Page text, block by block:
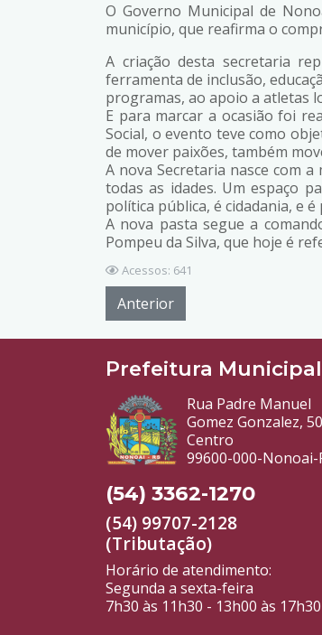
O Governo Municipal de
município, que reafirma o
A criação desta secretaria
ferramenta de inclusão,
programas, ao apoio a atletas
E para marcar a ocasião foi
Social, o evento teve como
de mover paixões, também
A nova Secretaria nasce com
todas as idades. Um espaço
política pública, é cidadania, e
A nova pasta segue a
Pompeu da Silva, que hoje é
Acessos: 641
Anterior
Prefeitura Municipal
Rua Padre Manuel
Gomez Gonzalez,
Centro
99600-000-Nonoai-
(54) 3362-1270
(54) 99707-2128
(Tributação)
Horário de atendimento:
Segunda a sexta-feira
7h30 às 11h30 - 13h00 às 17h30